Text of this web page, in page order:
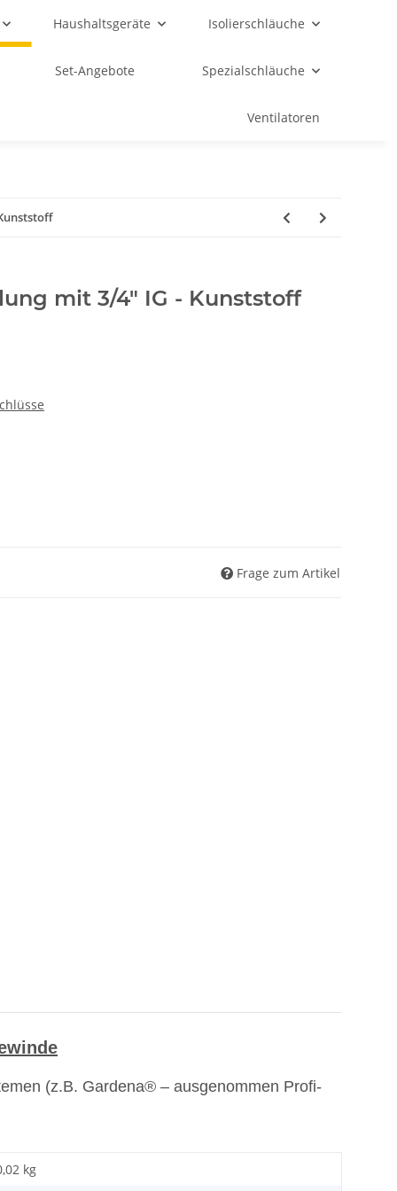
Haushaltsgeräte Isolierschläuche
Set-Angebote Spezialschläuche
Ventilatoren
mit 3/4" IG - Kunststoff
Frage zum Artikel
(z.B. Gardena® – ausgenommen Profi-
kg